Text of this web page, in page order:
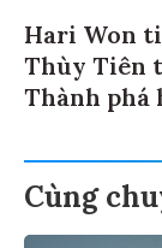
Hari Won
Thùy Tiên
Thành phá
Cùng